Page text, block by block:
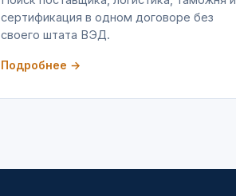
сертификация в одном договоре без
своего штата ВЭД.
Подробнее →